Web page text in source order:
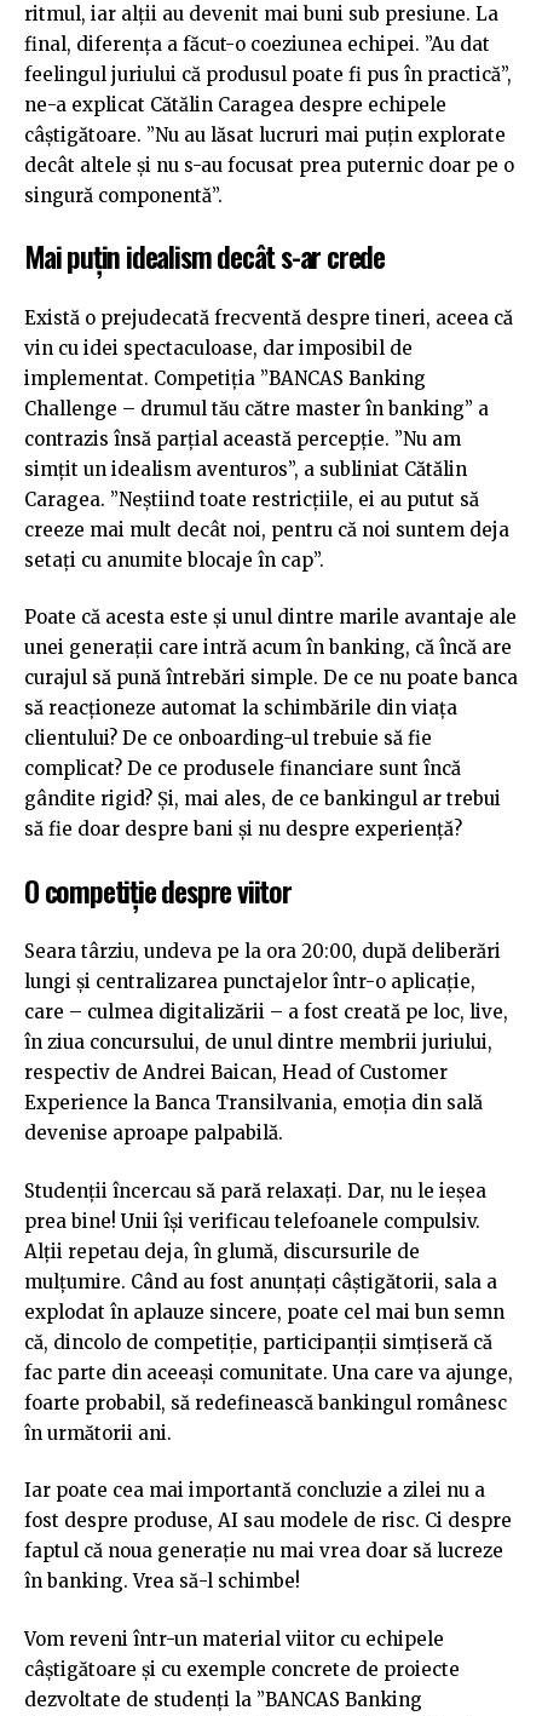
ritmul, iar alții au devenit mai buni sub presiune. La
final, diferența a făcut-o coeziunea echipei. ”Au dat
feelingul juriului că produsul poate fi pus în practică”,
ne-a explicat Cătălin Caragea despre echipele
câștigătoare. ”Nu au lăsat lucruri mai puțin explorate
decât altele și nu s-au focusat prea puternic doar pe o
singură componentă”.
Mai puțin idealism decât s-ar crede
Există o prejudecată frecventă despre tineri, aceea că
vin cu idei spectaculoase, dar imposibil de
implementat. Competiția ”BANCAS Banking
Challenge – drumul tău către master în banking” a
contrazis însă parțial această percepție. ”Nu am
simțit un idealism aventuros”, a subliniat Cătălin
Caragea. ”Neștiind toate restricțiile, ei au putut să
creeze mai mult decât noi, pentru că noi suntem deja
setați cu anumite blocaje în cap”.
Poate că acesta este și unul dintre marile avantaje ale
unei generații care intră acum în banking, că încă are
curajul să pună întrebări simple. De ce nu poate banca
să reacționeze automat la schimbările din viața
clientului? De ce onboarding-ul trebuie să fie
complicat? De ce produsele financiare sunt încă
gândite rigid? Și, mai ales, de ce bankingul ar trebui
să fie doar despre bani și nu despre experiență?
O competiție despre viitor
Seara târziu, undeva pe la ora 20:00, după deliberări
lungi și centralizarea punctajelor într-o aplicație,
care – culmea digitalizării – a fost creată pe loc, live,
în ziua concursului, de unul dintre membrii juriului,
respectiv de Andrei Baican, Head of Customer
Experience la Banca Transilvania, emoția din sală
devenise aproape palpabilă.
Studenții încercau să pară relaxați. Dar, nu le ieșea
prea bine! Unii își verificau telefoanele compulsiv.
Alții repetau deja, în glumă, discursurile de
mulțumire. Când au fost anunțați câștigătorii, sala a
explodat în aplauze sincere, poate cel mai bun semn
că, dincolo de competiție, participanții simțiseră că
fac parte din aceeași comunitate. Una care va ajunge,
foarte probabil, să redefinească bankingul românesc
în următorii ani.
Iar poate cea mai importantă concluzie a zilei nu a
fost despre produse, AI sau modele de risc. Ci despre
faptul că noua generație nu mai vrea doar să lucreze
în banking. Vrea să-l schimbe!
Vom reveni într-un material viitor cu echipele
câștigătoare și cu exemple concrete de proiecte
dezvoltate de studenți la ”BANCAS Banking